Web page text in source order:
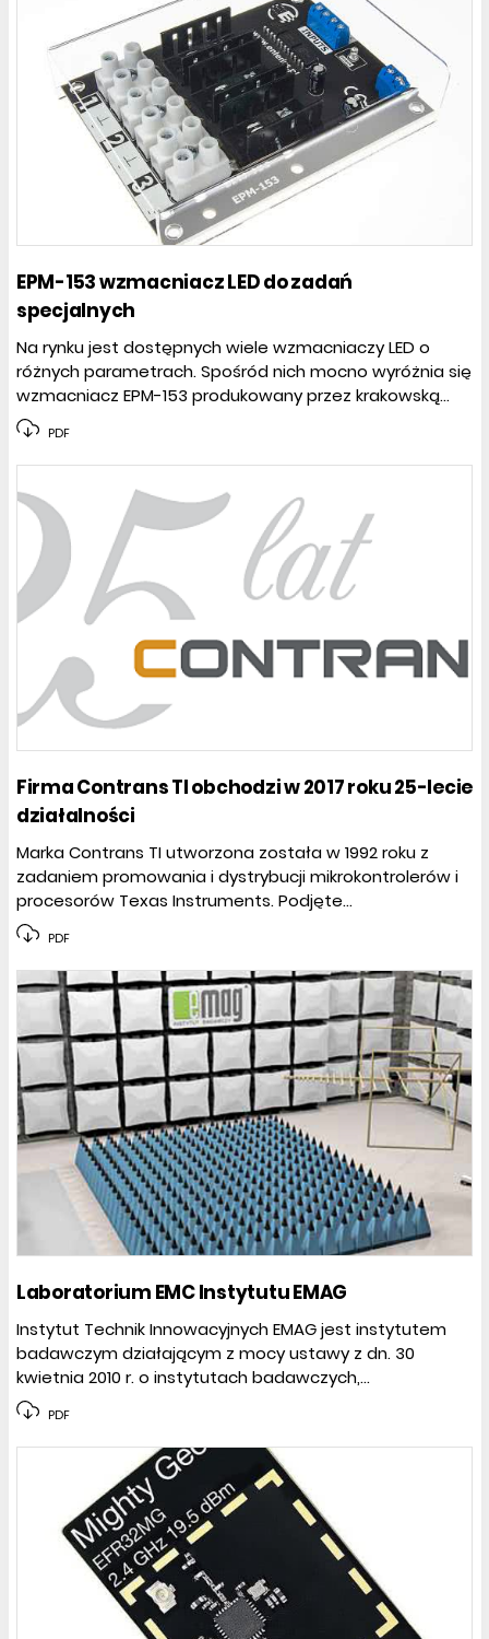
EPM-153 wzmacniacz LED do zadań
specjalnych
Na rynku jest dostępnych wiele wzmacniaczy LED o
różnych parametrach. Spośród nich mocno wyróżnia się
wzmacniacz EPM-153 produkowany przez krakowską...
PDF
Firma Contrans TI obchodzi w 2017 roku 25-lecie
działalności
Marka Contrans TI utworzona została w 1992 roku z
zadaniem promowania i dystrybucji mikrokontrolerów i
procesorów Texas Instruments. Podjęte...
PDF
Laboratorium EMC Instytutu EMAG
Instytut Technik Innowacyjnych EMAG jest instytutem
badawczym działającym z mocy ustawy z dn. 30
kwietnia 2010 r. o instytutach badawczych,...
PDF